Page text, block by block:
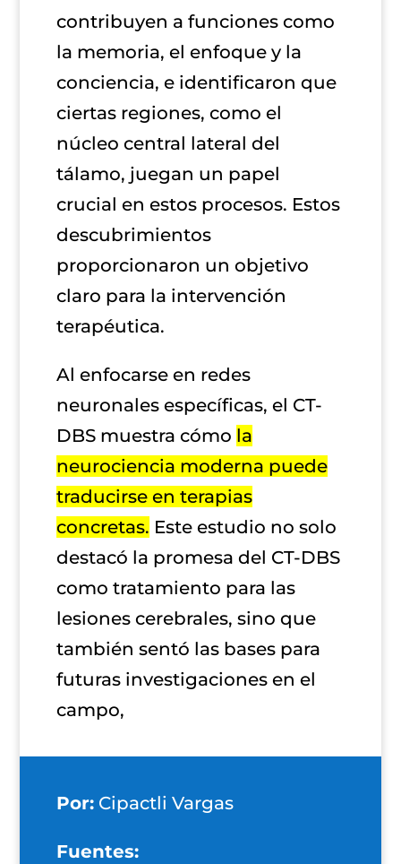
contribuyen a funciones como
la memoria, el enfoque y la
conciencia, e identificaron que
ciertas regiones, como el
núcleo central lateral del
tálamo, juegan un papel
crucial en estos procesos. Estos
descubrimientos
proporcionaron un objetivo
claro para la intervención
terapéutica.
Al enfocarse en redes
neuronales específicas, el CT-
DBS muestra cómo la
neurociencia moderna puede
traducirse en terapias
concretas. Este estudio no solo
destacó la promesa del CT-DBS
como tratamiento para las
lesiones cerebrales, sino que
también sentó las bases para
futuras investigaciones en el
campo,
Por:Cipactli Vargas
Fuentes: